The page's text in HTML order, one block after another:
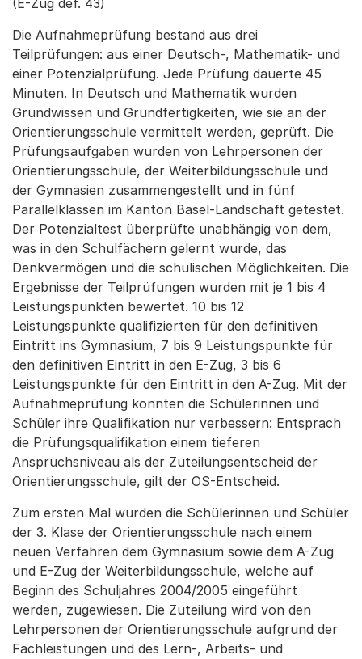
(E-Zug def. 43)
Die Aufnahmeprüfung bestand aus drei
Teilprüfungen: aus einer Deutsch-, Mathematik- und
einer Potenzialprüfung. Jede Prüfung dauerte 45
Minuten. In Deutsch und Mathematik wurden
Grundwissen und Grundfertigkeiten, wie sie an der
Orientierungsschule vermittelt werden, geprüft. Die
Prüfungsaufgaben wurden von Lehrpersonen der
Orientierungsschule, der Weiterbildungsschule und
der Gymnasien zusammengestellt und in fünf
Parallelklassen im Kanton Basel-Landschaft getestet.
Der Potenzialtest überprüfte unabhängig von dem,
was in den Schulfächern gelernt wurde, das
Denkvermögen und die schulischen Möglichkeiten. Die
Ergebnisse der Teilprüfungen wurden mit je 1 bis 4
Leistungspunkten bewertet. 10 bis 12
Leistungspunkte qualifizierten für den definitiven
Eintritt ins Gymnasium, 7 bis 9 Leistungspunkte für
den definitiven Eintritt in den E-Zug, 3 bis 6
Leistungspunkte für den Eintritt in den A-Zug. Mit der
Aufnahmeprüfung konnten die Schülerinnen und
Schüler ihre Qualifikation nur verbessern: Entsprach
die Prüfungsqualifikation einem tieferen
Anspruchsniveau als der Zuteilungsentscheid der
Orientierungsschule, gilt der OS-Entscheid.
Zum ersten Mal wurden die Schülerinnen und Schüler
der 3. Klase der Orientierungsschule nach einem
neuen Verfahren dem Gymnasium sowie dem A-Zug
und E-Zug der Weiterbildungsschule, welche auf
Beginn des Schuljahres 2004/2005 eingeführt
werden, zugewiesen. Die Zuteilung wird von den
Lehrpersonen der Orientierungsschule aufgrund der
Fachleistungen und des Lern-, Arbeits- und